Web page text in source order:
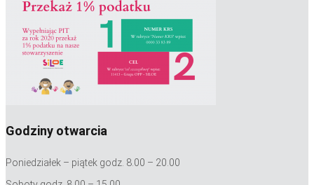
Godziny otwarcia
Poniedziałek – piątek godz. 8.00 – 20.00